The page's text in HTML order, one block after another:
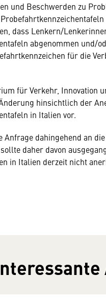
und Beschwerden zu
dass Lenkern/
abgenommen und/
für die
für Verkehr, Innovation
hinsichtlich der
in Italien vor.
Anfrage dahingehend an
daher davon
in Italien derzeit nicht